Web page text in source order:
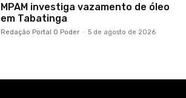
MPAM investiga vazamento de óleo
em Tabatinga
Redação Portal O Poder - 5 de agosto de 2026